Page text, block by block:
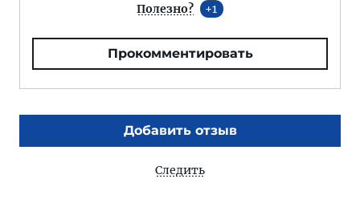
Полезно? 1
Прокомментировать
Добавить отзыв
Следить